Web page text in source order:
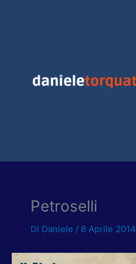
Petroselli
Di Daniele / 8 Aprile 2014